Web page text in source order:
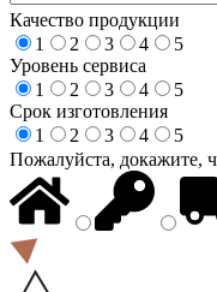
Качество продукции
1
2 3 4
5
Уровень сервиса
1
2 3 4
5
Срок изготовления
1
2 3 4
5
Пожалуйста, докажите,